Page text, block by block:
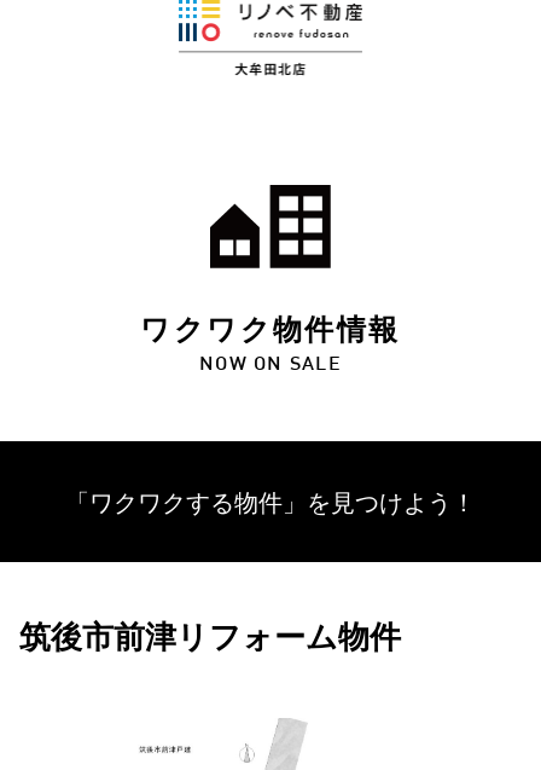
ワクワク物件情報
NOW ON SALE
「ワクワクする物件」を 見つけよう！
筑後市前津リフォーム物件